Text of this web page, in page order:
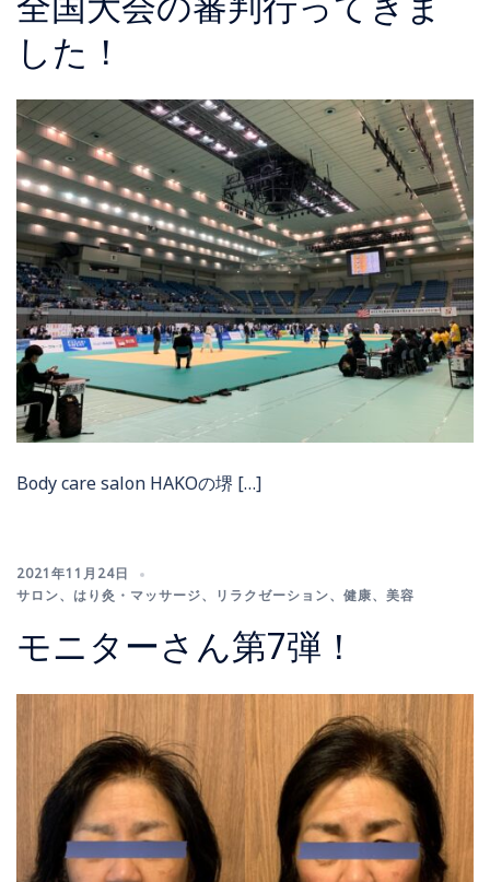
した！
Body care salon HAKOの堺 […]
2021年11月24日
サロン、 はり灸・マッサージ、 リラクゼーション、 健康、 美容
モニターさん第7弾！